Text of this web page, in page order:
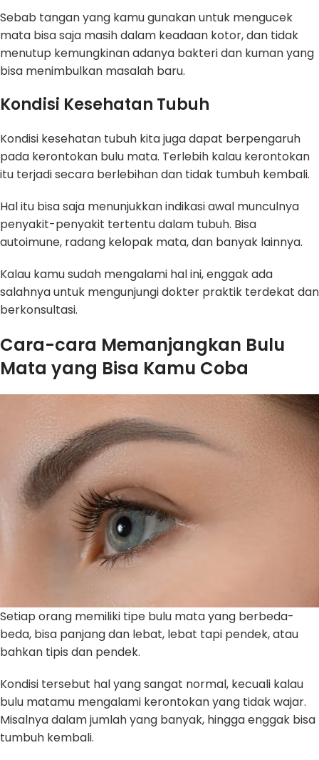
Sebab tangan yang kamu gunakan untuk mengucek
mata bisa saja masih dalam keadaan kotor, dan tidak
menutup kemungkinan adanya bakteri dan kuman yang
bisa menimbulkan masalah baru.
Kondisi Kesehatan Tubuh
Kondisi kesehatan tubuh kita juga dapat berpengaruh
pada kerontokan bulu mata. Terlebih kalau kerontokan
itu terjadi secara berlebihan dan tidak tumbuh kembali.
Hal itu bisa saja menunjukkan indikasi awal munculnya
penyakit-penyakit tertentu dalam tubuh. Bisa
autoimune, radang kelopak mata, dan banyak lainnya.
Kalau kamu sudah mengalami hal ini, enggak ada
salahnya untuk mengunjungi dokter praktik terdekat dan
berkonsultasi.
Cara-cara Memanjangkan Bulu
Mata yang Bisa Kamu Coba
Setiap orang memiliki tipe bulu mata yang berbeda-
beda, bisa panjang dan lebat, lebat tapi pendek, atau
bahkan tipis dan pendek.
Kondisi tersebut hal yang sangat normal, kecuali kalau
bulu matamu mengalami kerontokan yang tidak wajar.
Misalnya dalam jumlah yang banyak, hingga enggak bisa
tumbuh kembali.